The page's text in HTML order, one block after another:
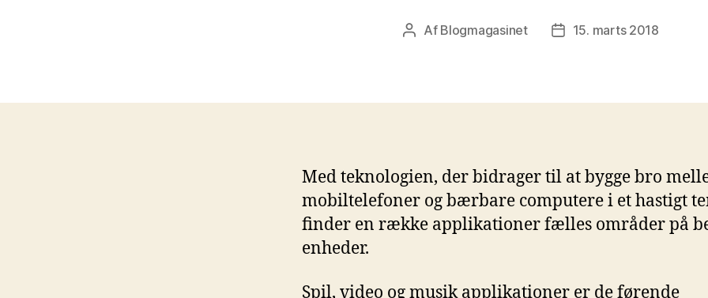
Indlægsforfatter
Af Blogmagasinet Indlægsdato
15. marts 2018
Med teknologien, der bidrager til at bygge bro
mobiltelefoner og bærbare computere i et hastigt
finder en række applikationer fælles områder på
enheder.
Spil, video og musik applikationer er de førende